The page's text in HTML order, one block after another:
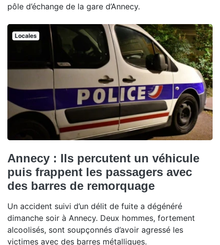
pôle d’échange de la gare d’Annecy.
Locales
Annecy : Ils percutent un véhicule
puis frappent les passagers avec
des barres de remorquage
Un accident suivi d’un délit de fuite a dégénéré
dimanche soir à Annecy. Deux hommes, fortement
alcoolisés, sont soupçonnés d’avoir agressé les
victimes avec des barres métalliques.